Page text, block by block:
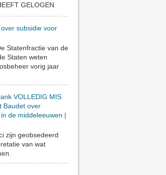
GELOGEN
subsidie voor
Statenfractie van de
Staten weten
vorig jaar
VOLLEDIG MIS
Baudet over
de middeleeuwen |
zijn geobsedeerd
van wat